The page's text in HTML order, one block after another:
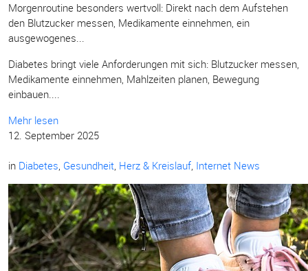
Morgenroutine besonders wertvoll: Direkt nach dem Aufstehen
den Blutzucker messen, Medikamente einnehmen, ein
ausgewogenes...
Diabetes bringt viele Anforderungen mit sich: Blutzucker messen,
Medikamente einnehmen, Mahlzeiten planen, Bewegung
einbauen....
Mehr lesen
12. September 2025
in Diabetes, Gesundheit, Herz & Kreislauf, Internet News